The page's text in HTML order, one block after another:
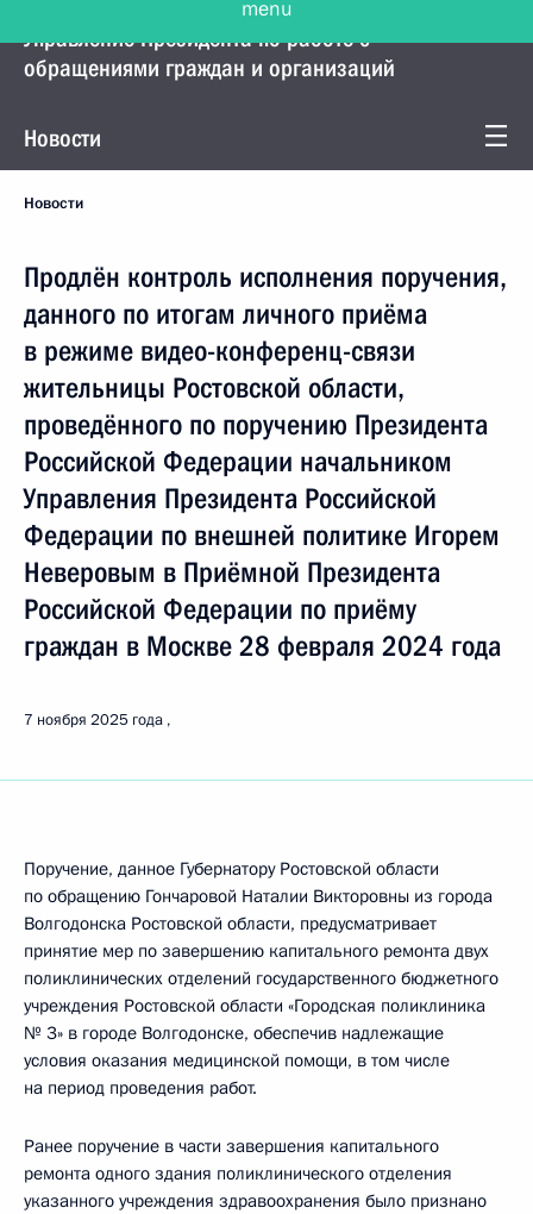
Управление Президента по работе с
обращениями граждан и организаций
Новости
Новости
Продлён контроль исполнения поручения,
данного по итогам личного приёма
в режиме видео-конференц-связи
жительницы Ростовской области,
проведённого по поручению Президента
Российской Федерации начальником
Управления Президента Российской
Федерации по внешней политике Игорем
Неверовым в Приёмной Президента
Российской Федерации по приёму
граждан в Москве 28 февраля 2024 года
7 ноября 2025 года
Поручение, данное Губернатору Ростовской области
по обращению Гончаровой Наталии Викторовны из города
Волгодонска Ростовской области, предусматривает
принятие мер по завершению капитального ремонта двух
поликлинических отделений государственного бюджетного
учреждения Ростовской области «Городская поликлиника
№ 3» в городе Волгодонске, обеспечив надлежащие
условия оказания медицинской помощи, в том числе
на период проведения работ.
Ранее поручение в части завершения капитального
ремонта одного здания поликлинического отделения
указанного учреждения здравоохранения было признано